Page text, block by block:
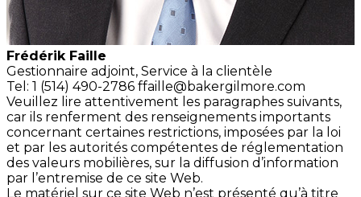
Frédérik Faille
Gestionnaire adjoint, Service à la clientèle
Tel: 1 (514) 490-2786 ffaille@bakergilmore.com
Veuillez lire attentivement les paragraphes suivants,
car ils renferment des renseignements importants
concernant certaines restrictions, imposées par la loi
et par les autorités compétentes de réglementation
des valeurs mobilières, sur la diffusion d’information
par l’entremise de ce site Web.
Le matériel sur ce site Web n’est présenté qu’à titre